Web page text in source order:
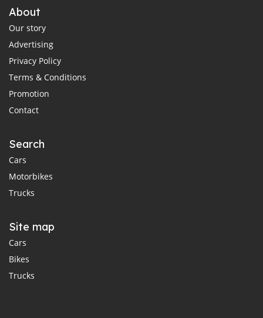
About
Our story
Advertising
Privacy Policy
Terms & Conditions
Promotion
Contact
Search
Cars
Motorbikes
Trucks
Site map
Cars
Bikes
Trucks